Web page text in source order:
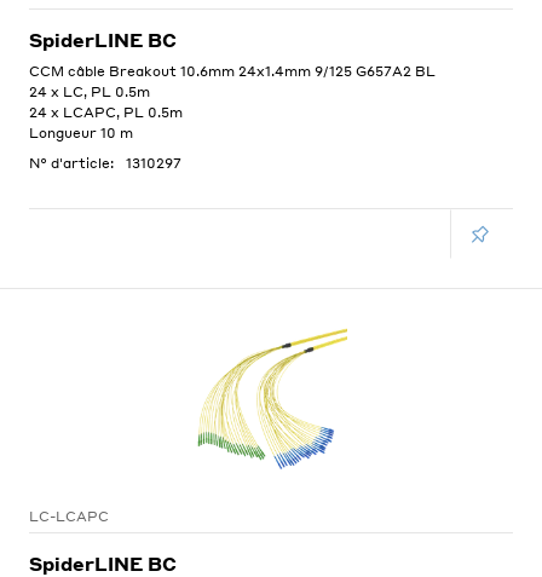
SpiderLINE BC
CCM câble Breakout 10.6mm 24x1.4mm 9/125 G657A2 BL
24 x LC, PL 0.5m
24 x LCAPC, PL 0.5m
Longueur 10 m
N° d'article:
1310297
LC-LCAPC
SpiderLINE BC